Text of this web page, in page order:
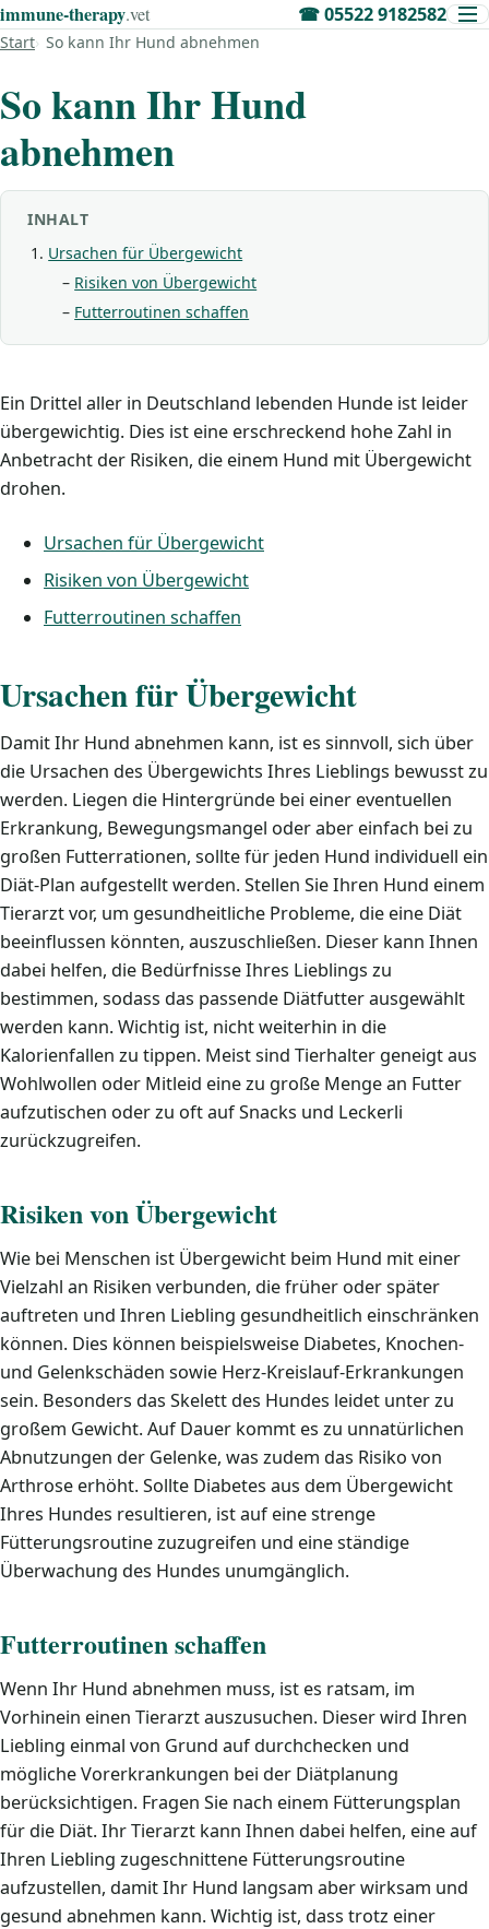
immune‑therapy.vet ☎05522 9182582
Start So kann Ihr Hund abnehmen
So kann Ihr Hund
abnehmen
INHALT
Ursachen für Übergewicht
Risiken von Übergewicht
Futterroutinen schaffen
Ein Drittel aller in Deutschland lebenden Hunde ist leider
übergewichtig. Dies ist eine erschreckend hohe Zahl in
Anbetracht der Risiken, die einem Hund mit Übergewicht
drohen.
Ursachen für Übergewicht
Risiken von Übergewicht
Futterroutinen schaffen
Ursachen für Übergewicht
Damit Ihr Hund abnehmen kann, ist es sinnvoll, sich über
die Ursachen des Übergewichts Ihres Lieblings bewusst zu
werden. Liegen die Hintergründe bei einer eventuellen
Erkrankung, Bewegungsmangel oder aber einfach bei zu
großen Futterrationen, sollte für jeden Hund individuell ein
Diät-Plan aufgestellt werden. Stellen Sie Ihren Hund einem
Tierarzt vor, um gesundheitliche Probleme, die eine Diät
beeinflussen könnten, auszuschließen. Dieser kann Ihnen
dabei helfen, die Bedürfnisse Ihres Lieblings zu
bestimmen, sodass das passende Diätfutter ausgewählt
werden kann. Wichtig ist, nicht weiterhin in die
Kalorienfallen zu tippen. Meist sind Tierhalter geneigt aus
Wohlwollen oder Mitleid eine zu große Menge an Futter
aufzutischen oder zu oft auf Snacks und Leckerli
zurückzugreifen.
Risiken von Übergewicht
Wie bei Menschen ist Übergewicht beim Hund mit einer
Vielzahl an Risiken verbunden, die früher oder später
auftreten und Ihren Liebling gesundheitlich einschränken
können. Dies können beispielsweise Diabetes, Knochen-
und Gelenkschäden sowie Herz-Kreislauf-Erkrankungen
sein. Besonders das Skelett des Hundes leidet unter zu
großem Gewicht. Auf Dauer kommt es zu unnatürlichen
Abnutzungen der Gelenke, was zudem das Risiko von
Arthrose erhöht. Sollte Diabetes aus dem Übergewicht
Ihres Hundes resultieren, ist auf eine strenge
Fütterungsroutine zuzugreifen und eine ständige
Überwachung des Hundes unumgänglich.
Futterroutinen schaffen
Wenn Ihr Hund abnehmen muss, ist es ratsam, im
Vorhinein einen Tierarzt auszusuchen. Dieser wird Ihren
Liebling einmal von Grund auf durchchecken und
mögliche Vorerkrankungen bei der Diätplanung
berücksichtigen. Fragen Sie nach einem Fütterungsplan
für die Diät. Ihr Tierarzt kann Ihnen dabei helfen, eine auf
Ihren Liebling zugeschnittene Fütterungsroutine
aufzustellen, damit Ihr Hund langsam aber wirksam und
gesund abnehmen kann. Wichtig ist, dass trotz einer